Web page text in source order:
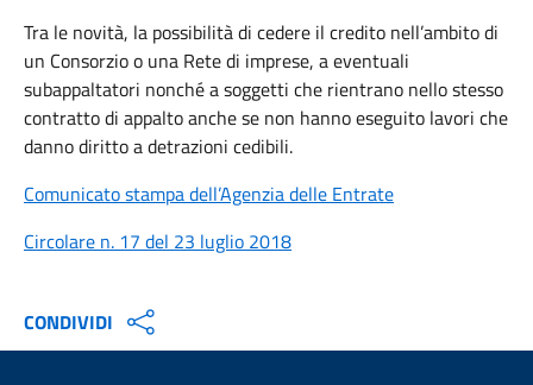
Tra le novità, la possibilità di cedere il credito nell’ambito di
un Consorzio o una Rete di imprese, a eventuali
subappaltatori nonché a soggetti che rientrano nello stesso
contratto di appalto anche se non hanno eseguito lavori che
danno diritto a detrazioni cedibili.
Comunicato stampa dell’Agenzia delle Entrate
Circolare n. 17 del 23 luglio 2018
CONDIVIDI